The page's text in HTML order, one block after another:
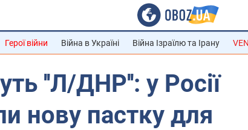
Герої війни Війна в Україні Війна Ізраїлю та Ірану
''Л/ДНР'': у Росії
нову пастку для